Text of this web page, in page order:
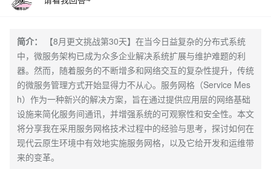
简介：
【8月更文挑战第30天】在当今日益复杂的分布式系统
中，微服务架构已成为众多企业解决系统扩展与维护难题的利
器。然而，随着服务的不断增多和网络交互的复杂性提升，传统
的微服务管理方式开始显得力不从心。服务网格（Service Mes
h）作为一种新兴的解决方案，旨在通过提供应用层的网络基础
设施来简化服务间通讯，并增强系统的可观察性和安全性。本文
将分享我在采用服务网格技术过程中的经验与思考，探讨如何在
现代云原生环境中有效地实施服务网格，以及它给开发和运维带
来的变革。